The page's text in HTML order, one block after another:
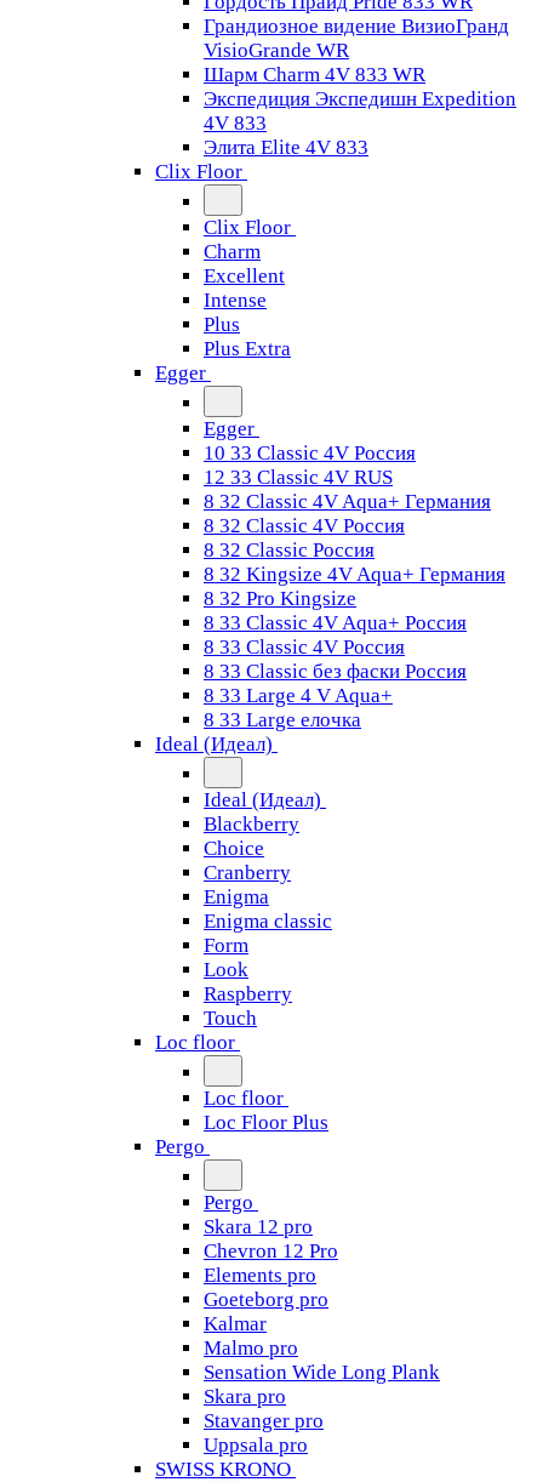
Грандиозное видение ВизиоГранд
VisioGrande WR
Шарм Charm 4V 833 WR
Экспедиция Экспедишн Expedition
4V 833
Элита Elite 4V 833
Clix Floor
Clix Floor
Charm
Excellent
Intense
Plus
Plus Extra
Egger
Egger
10 33 Classic 4V Россия
12 33 Classic 4V RUS
8 32 Classic 4V Aqua+ Германия
8 32 Classic 4V Россия
8 32 Classic Россия
8 32 Kingsize 4V Aqua+ Германия
8 32 Pro Kingsize
8 33 Classic 4V Aqua+ Россия
8 33 Classic 4V Россия
8 33 Classic без фаски Россия
8 33 Large 4 V Aqua+
8 33 Large елочка
Ideal (Идеал)
Ideal (Идеал)
Blackberry
Choice
Cranberry
Enigma
Enigma classic
Form
Look
Raspberry
Touch
Loc floor
Loc floor
Loc Floor Plus
Pergo
Pergo
Skara 12 pro
Chevron 12 Pro
Elements pro
Goeteborg pro
Kalmar
Malmo pro
Sensation Wide Long Plank
Skara pro
Stavanger pro
Uppsala pro
SWISS KRONO